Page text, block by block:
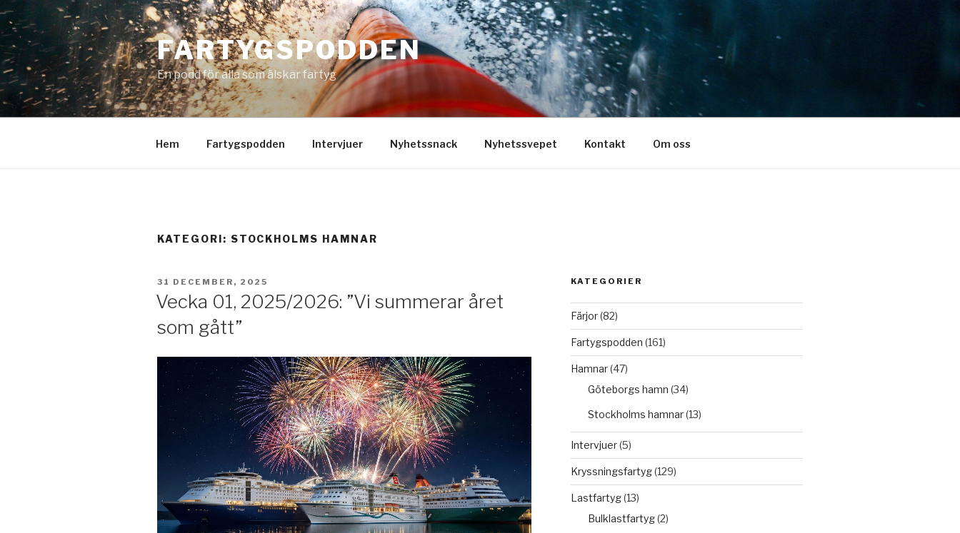
Hoppa
till
innehåll
FARTYGSPODDEN
En podd för alla som älskar fartyg
Hem Fartygspodden Intervjuer Nyhetssnack Nyhetssvepet Kontakt Om oss
KATEGORI: STOCKHOLMS HAMNAR
PUBLICERAT
31 DECEMBER, 2025
Vecka 01, 2025/2026: ”Vi summerar året
som gått”
KATEGORIER
Färjor(82)
Fartygspodden (161)
Hamnar(47)
Göteborgs hamn (34)
Stockholms hamnar(13)
Intervjuer(5)
Kryssningsfartyg(129)
Lastfartyg(13)
Bulklastfartyg(2)